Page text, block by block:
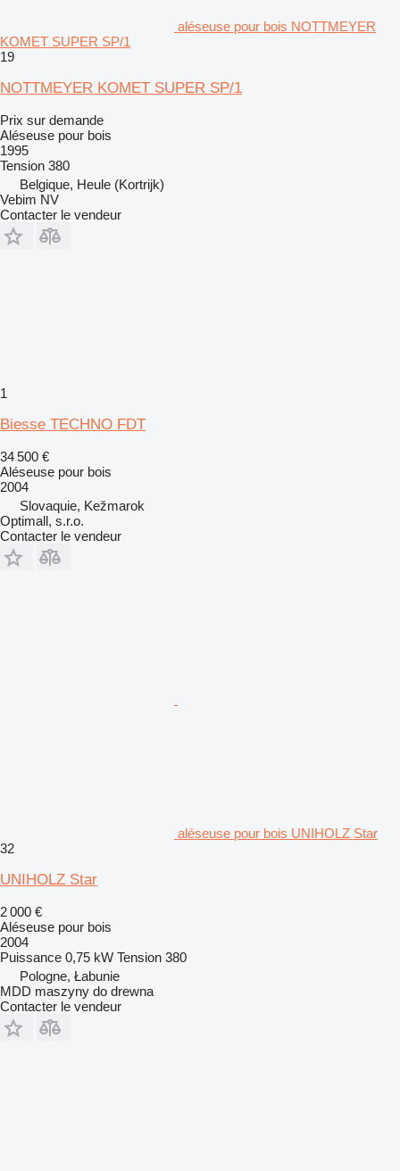
aléseuse pour bois NOTTMEYER
KOMET SUPER SP/1
19
NOTTMEYER KOMET SUPER SP/1
Prix sur demande
Aléseuse pour bois
1995
Tension 380
Belgique, Heule (Kortrijk)
Vebim NV
Contacter le vendeur
1
Biesse TECHNO FDT
34 500 €
Aléseuse pour bois
2004
Slovaquie, Kežmarok
Optimall, s.r.o.
Contacter le vendeur
aléseuse pour bois UNIHOLZ Star
32
UNIHOLZ Star
2 000 €
Aléseuse pour bois
2004
Puissance 0,75 kW Tension 380
Pologne, Łabunie
MDD maszyny do drewna
Contacter le vendeur